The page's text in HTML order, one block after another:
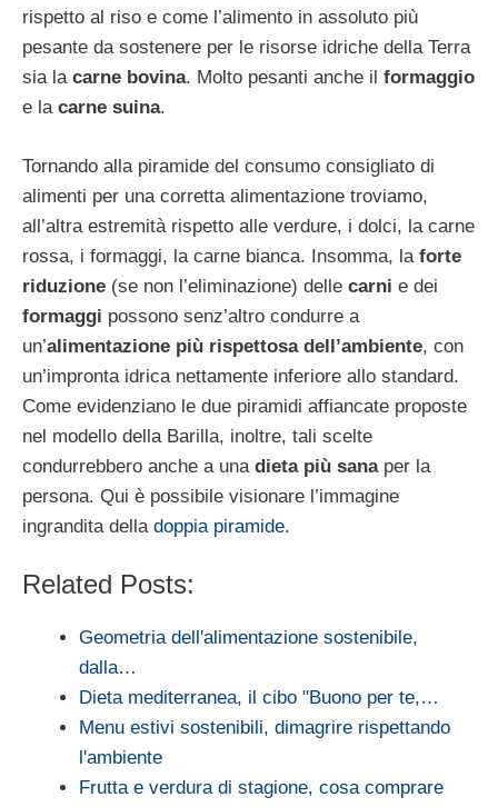
rispetto al riso e come l’alimento in assoluto più
pesante da sostenere per le risorse idriche della Terra
sia la carne bovina. Molto pesanti anche il formaggio
e la carne suina.
Tornando alla piramide del consumo consigliato di
alimenti per una corretta alimentazione troviamo,
all’altra estremità rispetto alle verdure, i dolci, la carne
rossa, i formaggi, la carne bianca. Insomma, la forte
riduzione (se non l’eliminazione) delle carni e dei
formaggi possono senz’altro condurre a
un’alimentazione più rispettosa dell’ambiente, con
un’impronta idrica nettamente inferiore allo standard.
Come evidenziano le due piramidi affiancate proposte
nel modello della Barilla, inoltre, tali scelte
condurrebbero anche a una dieta più sanaper la
persona. Qui è possibile visionare l’immagine
ingrandita della doppia piramide.
Related Posts:
Geometria dell'alimentazione sostenibile,
dalla…
Dieta mediterranea, il cibo "Buono per te,…
Menu estivi sostenibili, dimagrire rispettando
l'ambiente
Frutta e verdura di stagione, cosa comprare